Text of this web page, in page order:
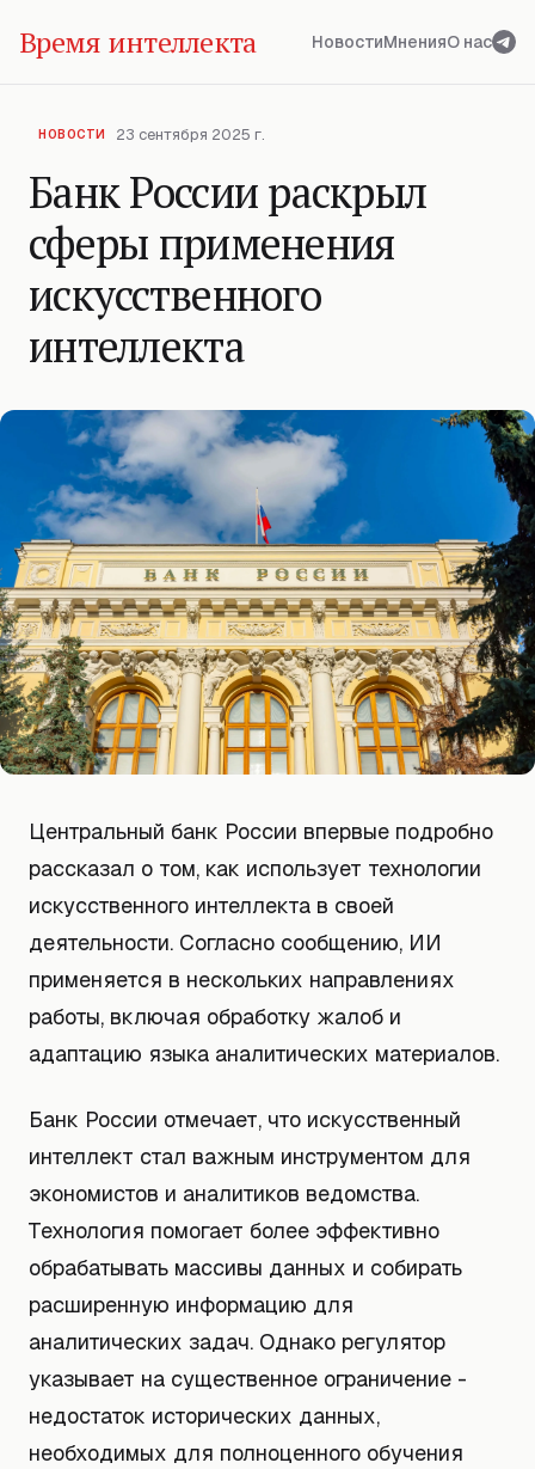
Время интеллекта НовостиМненияО нас
НОВОСТИ 23 сентября 2025 г.
Банк России раскрыл
сферы применения
искусственного
интеллекта
Центральный банк России впервые подробно
рассказал о том, как использует технологии
искусственного интеллекта в своей
деятельности. Согласно сообщению, ИИ
применяется в нескольких направлениях
работы, включая обработку жалоб и
адаптацию языка аналитических материалов.
Банк России отмечает, что искусственный
интеллект стал важным инструментом для
экономистов и аналитиков ведомства.
Технология помогает более эффективно
обрабатывать массивы данных и собирать
расширенную информацию для
аналитических задач. Однако регулятор
указывает на существенное ограничение -
недостаток исторических данных,
необходимых для полноценного обучения